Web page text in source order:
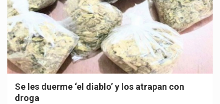
Se les duerme ‘el diablo’ y los atrapan con
droga